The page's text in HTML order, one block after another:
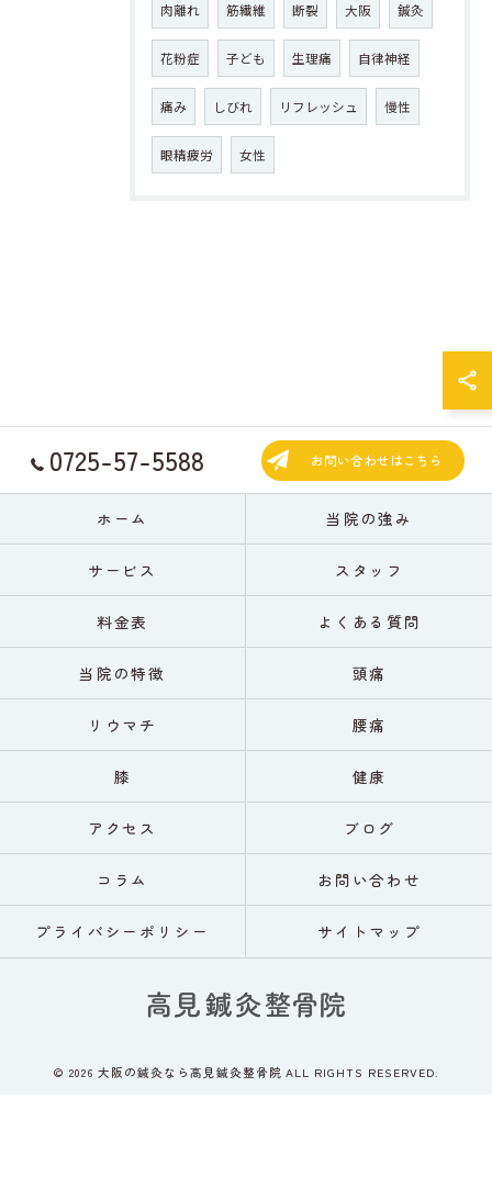
肉離れ 筋繊維 断裂 大阪 鍼灸
花粉症 子ども 生理痛 自律神経
痛み しびれ リフレッシュ 慢性
眼精疲労 女性
0725-57-5588 お問い合わせはこちら
ホーム 当院の強み
サービス スタッフ
料金表 よくある質問
当院の特徴 頭痛
リウマチ 腰痛
膝 健康
アクセス ブログ
コラム お問い合わせ
プライバシーポリシー サイトマップ
© 2026 大阪の鍼灸なら高見鍼灸整骨院 ALL RIGHTS RESERVED.